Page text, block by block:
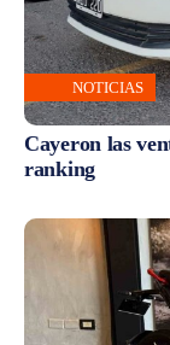
NOTICIAS
Cayeron las
ranking